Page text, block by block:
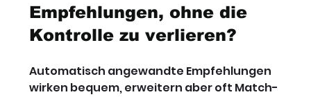
Empfehlungen, ohne die
Kontrolle zu verlieren?
Automatisch angewandte Empfehlungen
wirken bequem, erweitern aber oft Match-